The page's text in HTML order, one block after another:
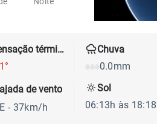
Sensação térmica
Chuva
0.0mm
de vento
- 37km/h
Sol
06:13h às